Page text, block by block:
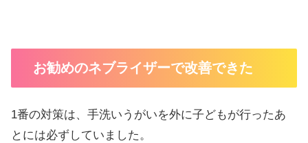
お勧めのネブライザーで改善できた
1番の対策は、手洗いうがいを外に子どもが行ったあ
とには必ずしていました。